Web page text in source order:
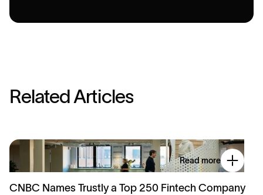
Related Articles
Read more
CNBC Names Trustly a Top 250 Fintech Company